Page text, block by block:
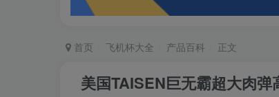
首页 飞机杯大全 产品百科 正文
美国TAISEN巨无霸超大肉